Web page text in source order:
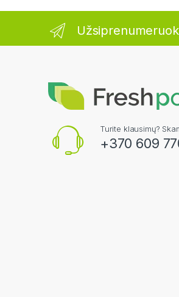
Turite klausimų?
+370 609